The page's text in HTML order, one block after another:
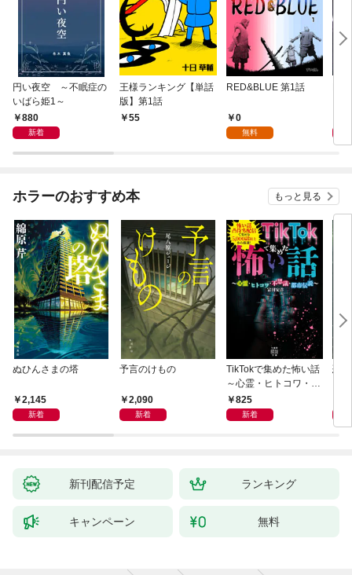
円い夜空 ～不眠症の
いばら姫1～
880
新着
王様ランキング【単話
版】第1話
55
RED&BLUE 第1話
0
無料
ホラーのおすすめ本 もっと見る
ぬひんさまの塔
2,145
新着
予言のけもの
2,090
新着
TikTokで集めた怖い話
～心霊・ヒトコワ・不
思議・都市伝説～
825
新着
恐
新刊配信予定 ランキング
キャンペーン 無料